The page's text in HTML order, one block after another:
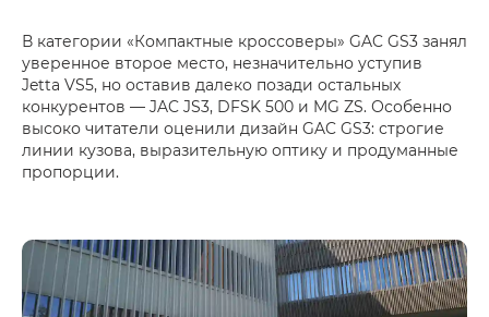
В категории «Компактные кроссоверы» GAC GS3 занял
уверенное второе место, незначительно уступив
Jetta VS5, но оставив далеко позади остальных
конкурентов — JAC JS3, DFSK 500 и MG ZS. Особенно
высоко читатели оценили дизайн GAC GS3: строгие
линии кузова, выразительную оптику и продуманные
пропорции.